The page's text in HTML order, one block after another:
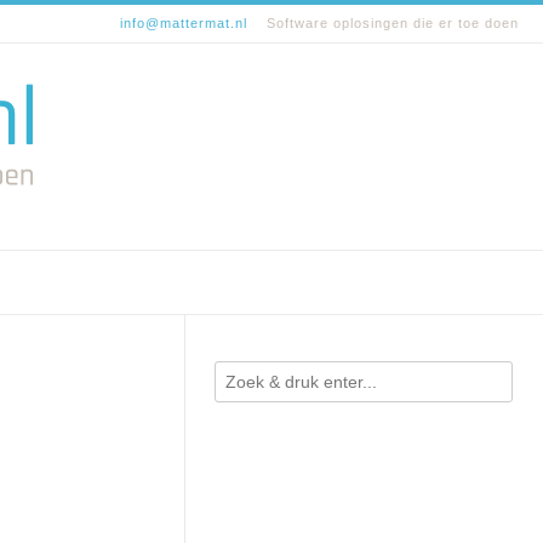
info@mattermat.nl Software oplosingen die er toe doen